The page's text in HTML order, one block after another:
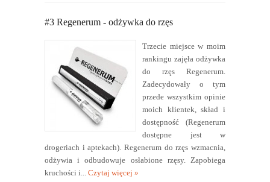
#3 Regenerum - odżywka do rzęs
Trzecie miejsce w moim
rankingu zajęła odżywka
do rzęs Regenerum.
Zadecydowały o tym
przede wszystkim opinie
moich klientek, skład i
dostępność (Regenerum
dostępne jest w
drogeriach i aptekach). Regenerum do rzęs wzmacnia,
odżywia i odbudowuje osłabione rzęsy. Zapobiega
kruchości i...
Czytaj więcej »